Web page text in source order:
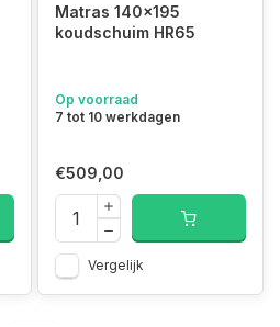
Matras 140x195
koudschuim HR65
Op voorraad
7 tot 10 werkdagen
€509,00
Vergelijk